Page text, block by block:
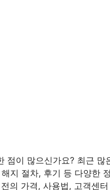
점이 많으신가요? 최근 많
지 절차, 후기 등 다양한
의 가격, 사용법, 고객센